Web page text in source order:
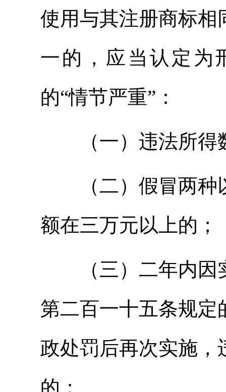
使用与其注册商标相
一的，应当认定为
的“情节严重”：
（一）违法所得
（二）假冒两种
额在三万元以上的；
（三）二年内因
第二百一十五条规
政处罚后再次实施
的；